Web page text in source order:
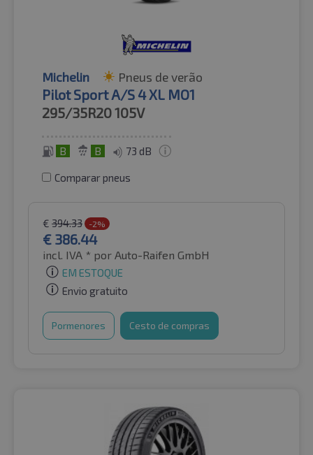
Michelin Pneus de verão
Pilot Sport A/S 4 XL MO1
295/35R20105V
B B 73 dB
Comparar pneus
€ 394.33 -2%
€ 386.44
incl. IVA * por Auto-Raifen GmbH
EM ESTOQUE
Envio gratuito
Pormenores Cesto de compras